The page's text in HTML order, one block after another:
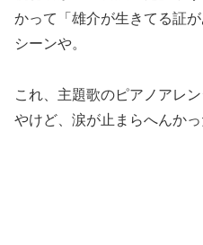
かって「雄介が生きてる証
シーンや。
これ、主題歌のピアノアレ
やけど、涙が止まらへんかっ